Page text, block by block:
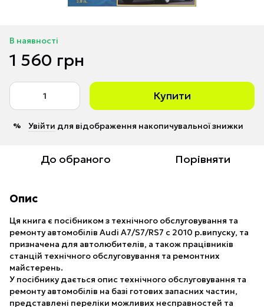
В наявності
1 560 грн
Купити
% Увійти для відображення накопичувальної знижки
До обраного Порівняти
Опис
Ця книга є посібником з технічного обслуговування та
ремонту автомобілів Audi A7/S7/RS7 c 2010 р.випуску, та
призначена для автолюбителів, а також працівників
станцій технічного обслуговування та ремонтних
майстерень.
У посібнику дається опис технічного обслуговування та
ремонту автомобілів на базі готових запасних частин,
представлені переліки можливих несправностей та